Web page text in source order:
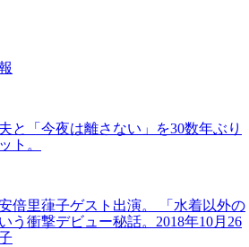
と「今夜は離さない」を30数年ぶり
ト。
倍里葎子ゲスト出演。 「水着以外の
う衝撃デビュー秘話。2018年10月26